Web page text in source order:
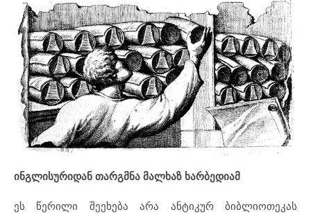
ინგლისურიდან თარგმნა მალხაზ ხარბედიამ
ეს წერილი შეეხება არა ანტიკურ ბიბლიოთეკას